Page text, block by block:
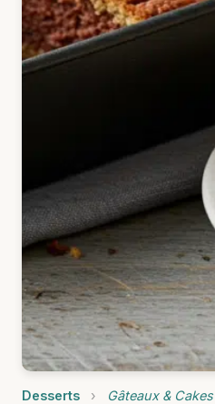
Desserts › Gâteaux & Cakes